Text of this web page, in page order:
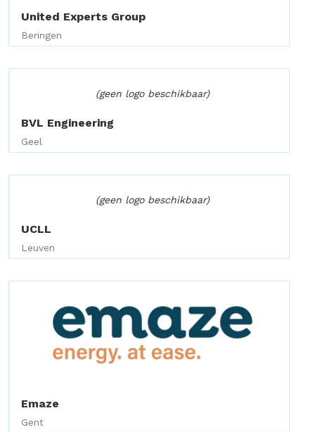
United Experts Group
Beringen
(geen logo beschikbaar)
BVL Engineering
Geel
(geen logo beschikbaar)
UCLL
Leuven
Emaze
Gent